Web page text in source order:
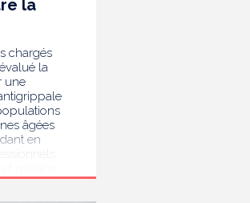
la
chargés
la
une
âgées
en
analyse,